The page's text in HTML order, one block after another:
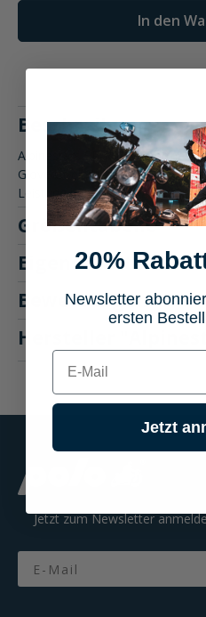
In den
Beschreibung
Alpinestars SP-R Pro
Glove ist ein kurzer Sport-
Leistung beim Fah…Mehr
Größentabelle
Eigenschaften
Bewertungen
Hersteller
Jetzt zum Newsletter
Email
20%
Newsletter
ersten
E-mail
Jetzt